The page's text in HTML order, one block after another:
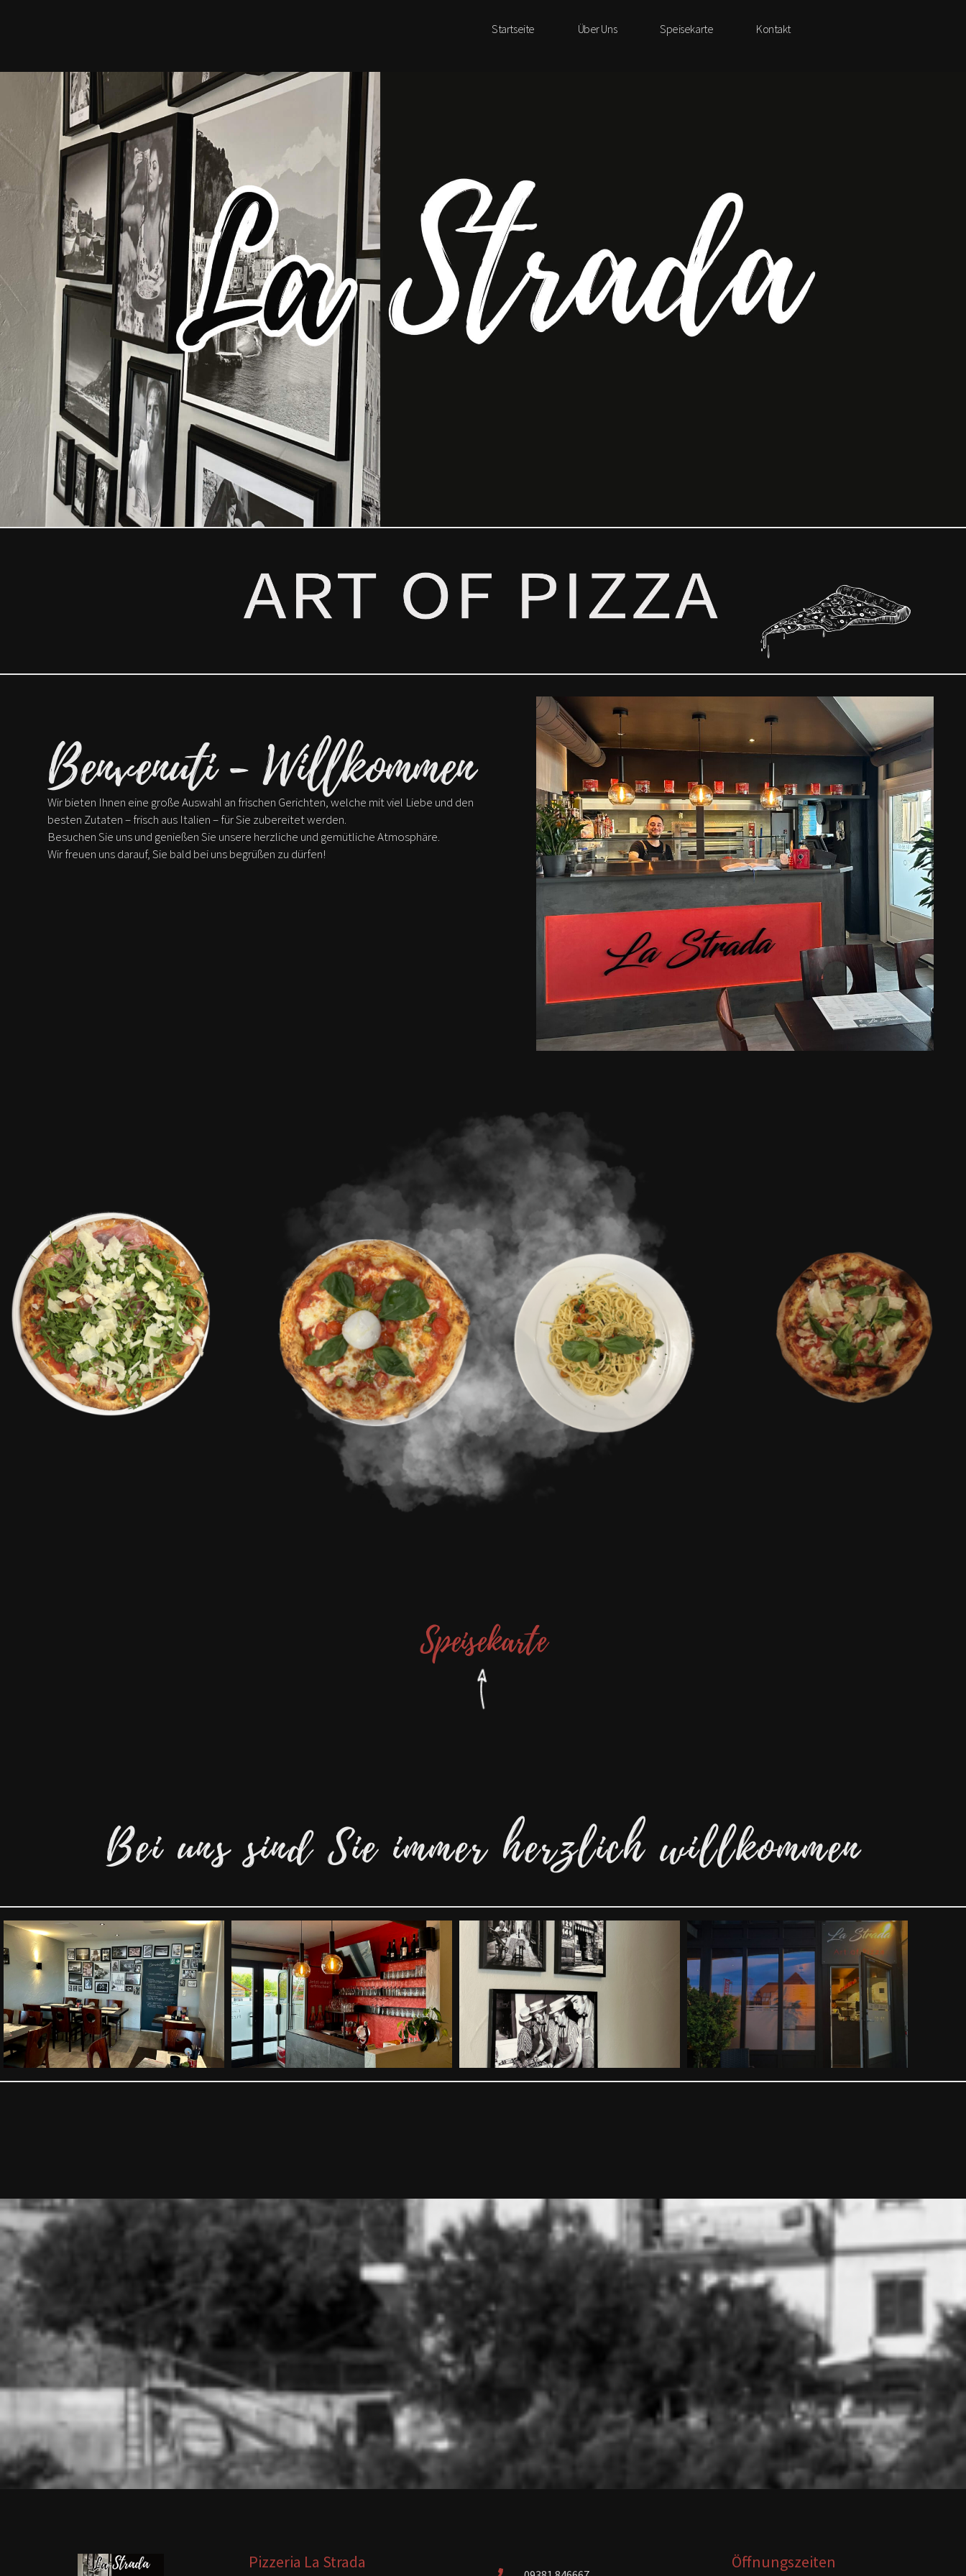
Startseite Über Uns Speisekarte Kontakt
Benvenuti - Willkommen
Wir bieten Ihnen eine große Auswahl an frischen Gerichten, welche mit viel Liebe und den
besten Zutaten – frisch aus Italien – für Sie zubereitet werden.
Besuchen Sie uns und genießen Sie unsere herzliche und gemütliche Atmosphäre.
Wir freuen uns darauf, Sie bald bei uns begrüßen zu dürfen!
Speisekarte
Bei uns sind Sie immer herzlich willkommen
Pizzeria La Strada Öffnungszeiten